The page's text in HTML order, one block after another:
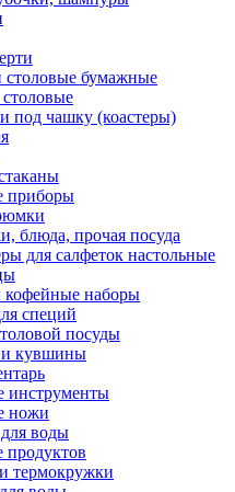
столовые бумажные
под чашку (коастеры)
приборы
блюда, прочая посуда
для салфеток настольные
наборы
специй
посуды
кувшины
инструменты
ножи
воды
продуктов
термокружки